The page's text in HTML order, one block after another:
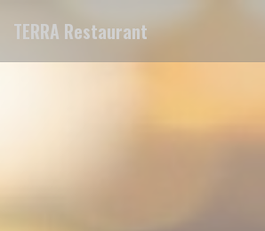
TERRA Restaurant